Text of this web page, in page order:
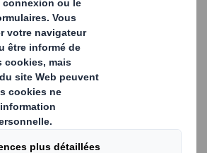
d'emballage de protection ou
aux marchés industriels et grand
sont des matériaux souples
pour caler, modeler, protéger ou
des produits emballés.